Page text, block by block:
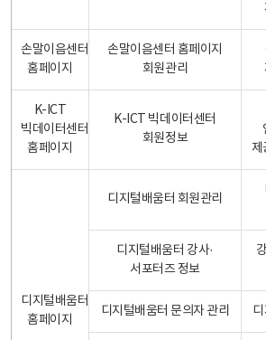
손말이음센터
홈페이지
손말이음센터 홈페이지
회원관리
K-ICT
빅데이터센터
홈페이지
K-ICT 빅데이터센터
회원정보
제
디지털배움터
홈페이지
디지털배움터 회원관리
디지털배움터 강사·
서포터즈 정보
디지털배움터 문의자 관리